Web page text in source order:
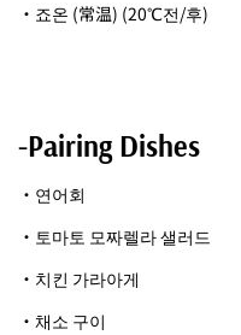
・죠온 (常温) (20℃전/후)
-Pairing Dishes
・연어회
・토마토 모짜렐라 샐러드
・치킨 가라아게
・채소 구이